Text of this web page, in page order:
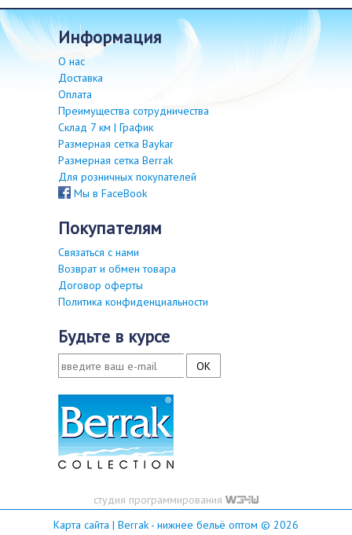
информация
О нас
Доставка
Оплата
Преимущества сотрудничества
Склад 7 км | График
Размерная сетка Baykar
Размерная сетка Berrak
Для розничных покупателей
Мы в FaceBook
покупателям
Связаться с нами
Возврат и обмен товара
Договор оферты
Политика конфиденциальности
будьте в курсе
студия программирования
Карта сайта | Berrak - нижнее бельё оптом © 2026